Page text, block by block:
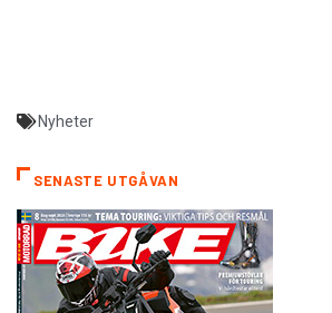
Nyheter
SENASTE UTGÅVAN